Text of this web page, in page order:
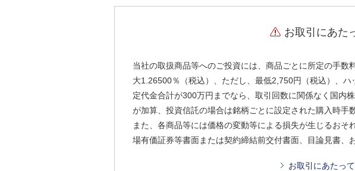
お取引にあた
当社の取扱商品等へのご投資には、商品ごとに所定の手
大1.26500％（税込）、ただし、最低2,750円（税込）、
定代金合計が300万円までなら、取引回数に関係なく国内
が加算、投資信託の場合は銘柄ごとに設定された購入時手
また、各商品等には価格の変動等による損失が生じるお
場有価証券等書面または契約締結前交付書面、目論見書、
お取引にあたっ